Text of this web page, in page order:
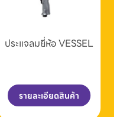
ประแจลมยี่ห้อ VESSEL
รายละเอียดสินค้า